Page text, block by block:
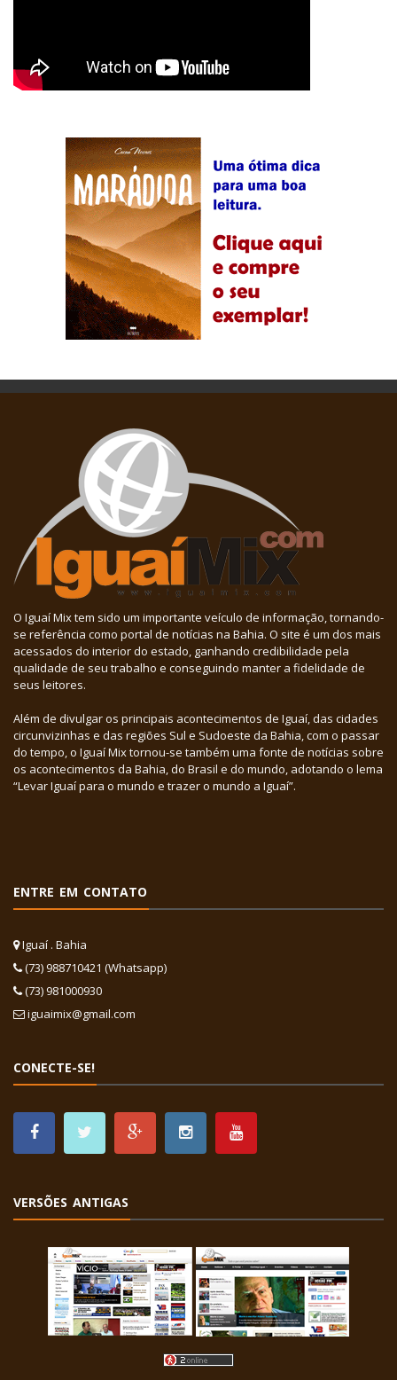
O Iguaí Mix tem sido um importante veículo de informação, tornando-
se referência como portal de notícias na Bahia. O site é um dos mais
acessados do interior do estado, ganhando credibilidade pela
qualidade de seu trabalho e conseguindo manter a fidelidade de
seus leitores.
Além de divulgar os principais acontecimentos de Iguaí, das cidades
circunvizinhas e das regiões Sul e Sudoeste da Bahia, com o passar
do tempo, o Iguaí Mix tornou-se também uma fonte de notícias sobre
os acontecimentos da Bahia, do Brasil e do mundo, adotando o lema
“Levar Iguaí para o mundo e trazer o mundo a Iguaí”.
ENTRE EM CONTATO
Iguaí . Bahia
(73) 988710421 (Whatsapp)
(73) 981000930
iguaimix@gmail.com
CONECTE-SE!
VERSÕES ANTIGAS